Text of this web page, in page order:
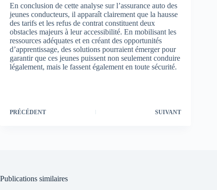
En conclusion de cette analyse sur l’assurance auto des
jeunes conducteurs, il apparaît clairement que la hausse
des tarifs et les refus de contrat constituent deux
obstacles majeurs à leur accessibilité. En mobilisant les
ressources adéquates et en créant des opportunités
d’apprentissage, des solutions pourraient émerger pour
garantir que ces jeunes puissent non seulement conduire
légalement, mais le fassent également en toute sécurité.
PRÉCÉDENT SUIVANT
Publications similaires